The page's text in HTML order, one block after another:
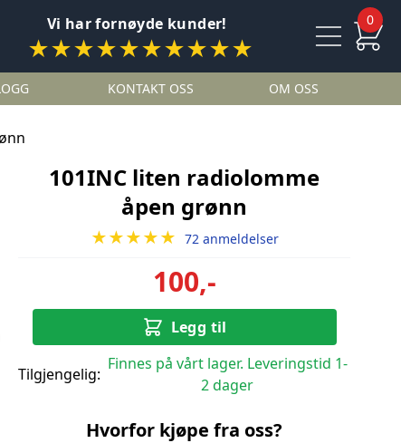
Vi har fornøyde kunder!
★★★★★★★★★★
0
KONTAKT OSS OM OSS
101INC liten radiolomme
åpen grønn
★★★★★ 72 anmeldelser
100,-
Legg til
Tilgjengelig:
Finnes på vårt lager. Leveringstid 1-
2 dager
Hvorfor kjøpe fra oss?